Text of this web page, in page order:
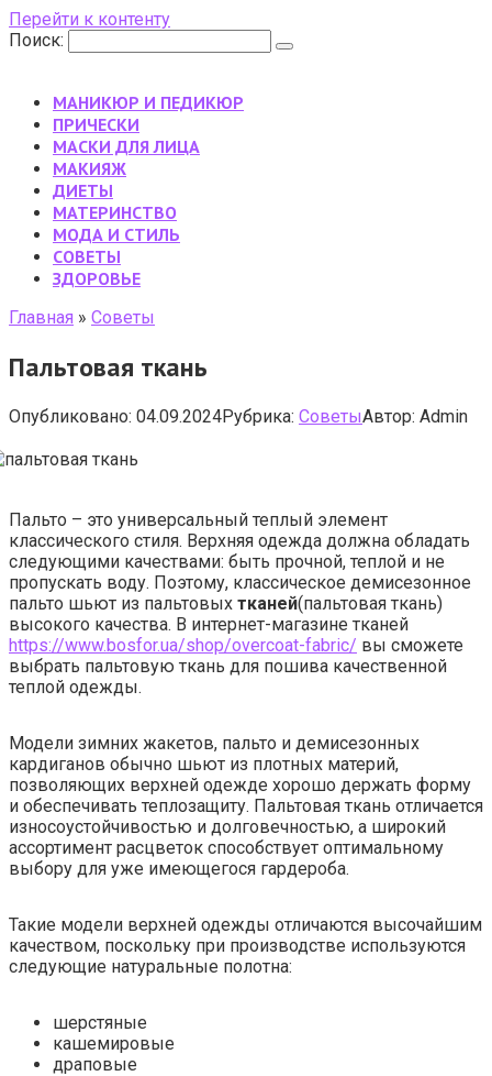
Перейти к контенту
Поиск:
МАНИКЮР И ПЕДИКЮР
ПРИЧЕСКИ
МАСКИ ДЛЯ ЛИЦА
МАКИЯЖ
ДИЕТЫ
МАТЕРИНСТВО
МОДА И СТИЛЬ
CОВЕТЫ
ЗДОРОВЬЕ
Главная » Cоветы
Пальтовая ткань
Опубликовано: 04.09.2024Рубрика: CоветыАвтор: Admin
Пальто – это универсальный теплый элемент
классического стиля. Верхняя одежда должна обладать
следующими качествами: быть прочной, теплой и не
пропускать воду. Поэтому, классическое демисезонное
пальто шьют из пальтовых тканей(пальтовая ткань)
высокого качества. В интернет-магазине тканей
https://www.bosfor.ua/shop/overcoat-fabric/ вы сможете
выбрать пальтовую ткань для пошива качественной
теплой одежды.
Модели зимних жакетов, пальто и демисезонных
кардиганов обычно шьют из плотных материй,
позволяющих верхней одежде хорошо держать форму
и обеспечивать теплозащиту. Пальтовая ткань отличается
износоустойчивостью и долговечностью, а широкий
ассортимент расцветок способствует оптимальному
выбору для уже имеющегося гардероба.
Такие модели верхней одежды отличаются высочайшим
качеством, поскольку при производстве используются
следующие натуральные полотна:
шерстяные
кашемировые
драповые